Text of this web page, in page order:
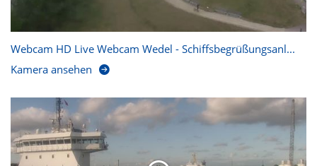
Webcam HD Live Webcam Wedel - Schiffsbegrüßungsanl...
Kamera ansehen